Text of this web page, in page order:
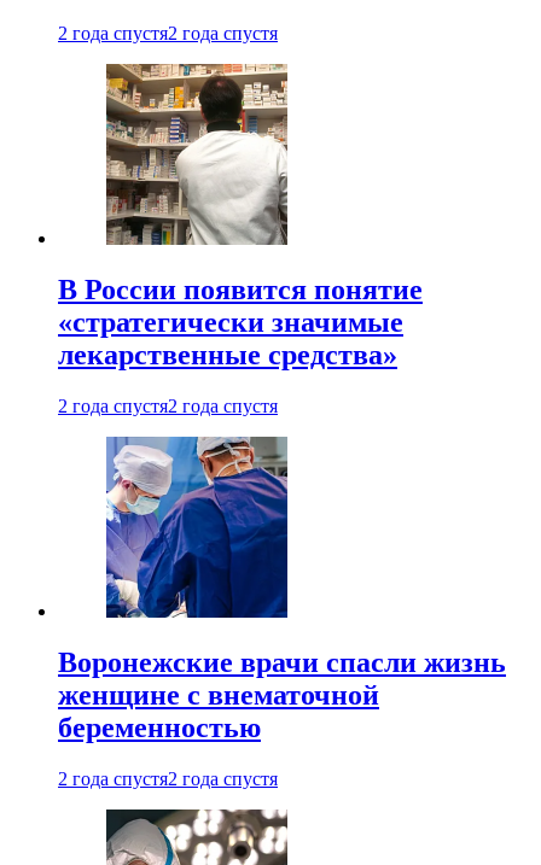
2 года спустя2 года спустя
В России появится понятие
«стратегически значимые
лекарственные средства»
2 года спустя2 года спустя
Воронежские врачи спасли жизнь
женщине с внематочной
беременностью
2 года спустя2 года спустя